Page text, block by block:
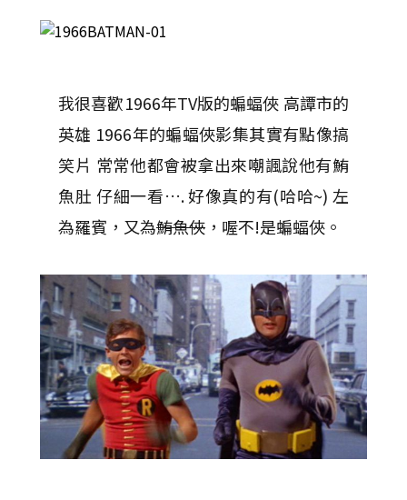
我很喜歡1966年TV版的蝙蝠俠 高譚市的
英雄 1966年的蝙蝠俠影集其實有點像搞
笑片 常常他都會被拿出來嘲諷說他有鮪
魚肚 仔細一看…. 好像真的有(哈哈~) 左
為羅賓，又為鮪魚俠 ，喔不!是蝙蝠俠。